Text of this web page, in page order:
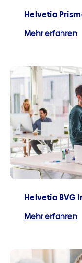
Helvetia
Mehr erfahren
Helvetia BVG
Mehr erfahren